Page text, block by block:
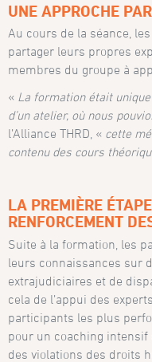
UNE APPROCHE
Au cours de la séance,
partager leurs propres
membres du groupe à
« La formation était
d’un atelier, où nous
l’Alliance THRD, « cette
contenu des cours
LA PREMIÈRE
RENFORCEMENT
Suite à la formation, les
leurs connaissances sur
extrajudiciaires et de
cela de l’appui des
participants les plus
pour un coaching
des violations des droits